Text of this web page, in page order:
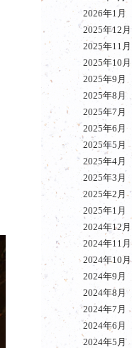
2026年1月
2025年12月
2025年11月
2025年10月
2025年9月
2025年8月
2025年7月
2025年6月
2025年5月
2025年4月
2025年3月
2025年2月
2025年1月
2024年12月
2024年11月
2024年10月
2024年9月
2024年8月
2024年7月
2024年6月
2024年5月